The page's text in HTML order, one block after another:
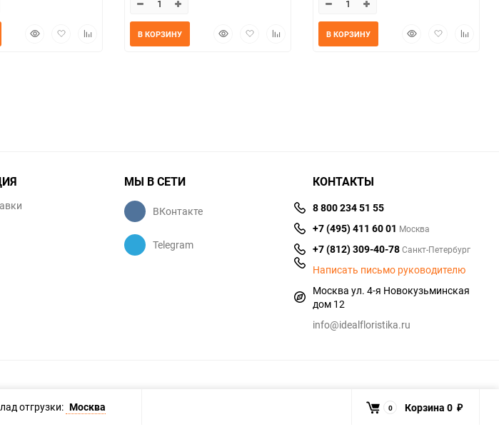
БыстрыйДобавитьДобавить
БыстрыйДобавитьДобавить
В КОРЗИНУ
БыстрыйДобавить
В КОРЗИНУ
МЫ В СЕТИ
ВКонтакте
Telegram
КОНТАКТЫ
8 800 234 51 55
+7 (495) 411 60 01 Москва
+7 (812) 309-40-78Санкт-Петербург
Написать письмо руководителю
Москва ул. 4-я Новокузьминская
дом 12
info@idealfloristika.ru
отгрузки: Москва 0 Корзина 0 ₽